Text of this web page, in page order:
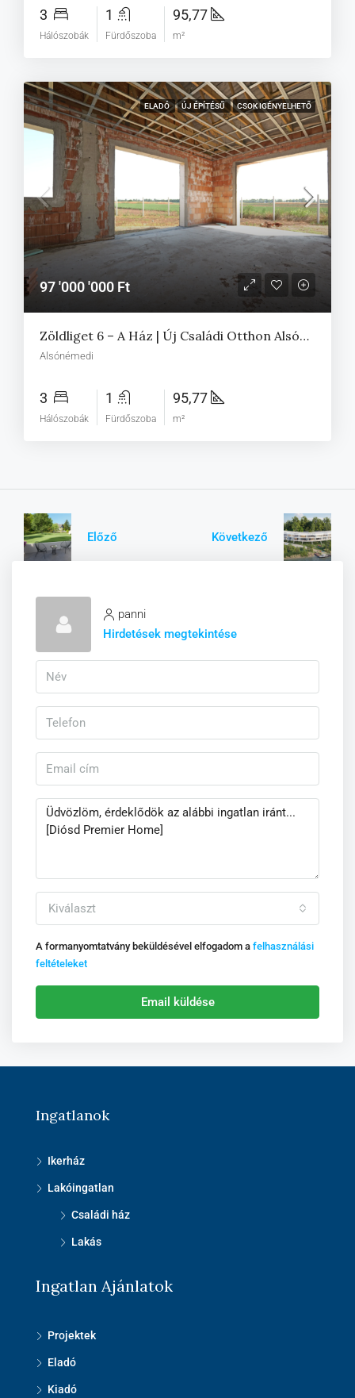
3
Hálószobák
1
Fürdőszoba
95,77
m²
ELADÓ ÚJ ÉPÍTÉSŰ CSOK IGÉNYELHETŐ
97 '000 '000 Ft
Zöldliget 6 – A Ház | Új Családi Otthon Alsónémediben
Alsónémedi
3
Hálószobák
1
Fürdőszoba
95,77
m²
Előző Következő
panni
Hirdetések megtekintése
Kiválaszt
A formanyomtatvány beküldésével elfogadom a felhasználási
feltételeket
Email küldése
Ingatlanok
Ikerház
Lakóingatlan
Családi ház
Lakás
Ingatlan Ajánlatok
Projektek
Eladó
Kiadó